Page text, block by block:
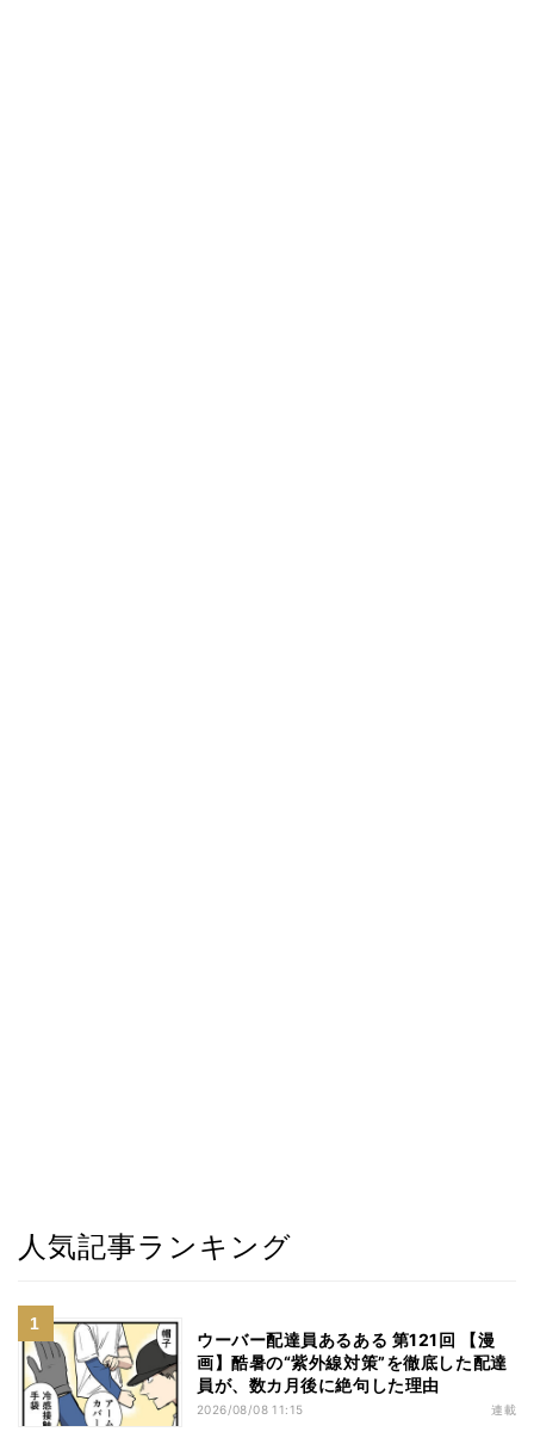
人気記事ランキング
ウーバー配達員あるある 第121回 【漫
画】酷暑の“紫外線対策”を徹底した配達
員が、数カ月後に絶句した理由
2026/08/08 11:15 連載